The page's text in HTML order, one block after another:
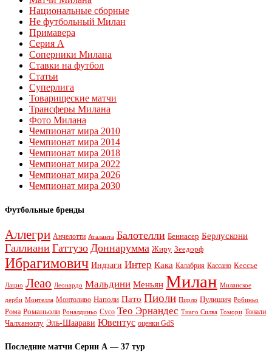
Национальные сборные
Не футбольный Милан
Примавера
Серия А
Соперники Милана
Ставки на футбол
Статьи
Суперлига
Товарищеские матчи
Трансферы Милана
Фото Милана
Чемпионат мира 2010
Чемпионат мира 2014
Чемпионат мира 2018
Чемпионат мира 2022
Чемпионат мира 2026
Чемпионат мира 2030
Футбольные бренды
Аллегри Анчелотти Аталанта Балотелли Беннасер Берлускони
Галлиани Гаттузо Доннарумма Жиру Зеедорф
Ибрагимович Индзаги Интер Кака Калабрия Кассано Кессье
Лацио Леао Леонардо Мальдини Меньян Милан Миланское
дерби Монтелла Монтоливо Наполи Пато Пиоли Пирло Пулишич Робиньо
Рома Романьоли Роналдиньо Сусо Тео Эрнандес Тиаго Силва Томори Тонали
Чалханоглу Эль-Шаарави Ювентус оценки GdS
Последние матчи Серии А — 37 тур